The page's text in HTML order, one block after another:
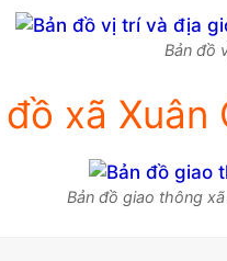
Bản đồ
đồ xã Xuân
Bản đồ giao thông